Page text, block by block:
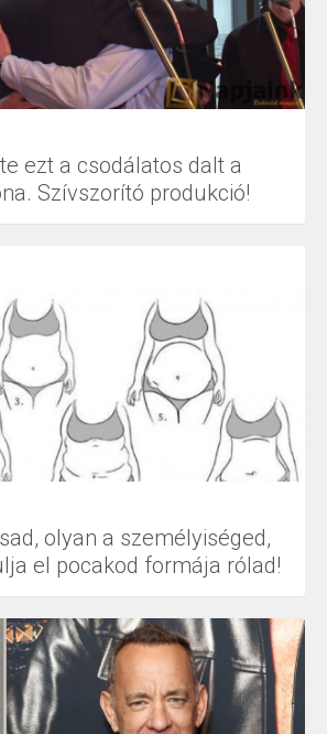
ezt a csodálatos dalt a
Szívszorító produkció!
olyan a személyiséged,
el pocakod formája rólad!